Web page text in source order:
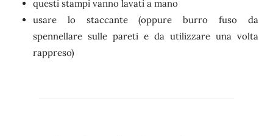
questi stampi vanno lavati a mano
usare lo staccante (oppure burro fuso da
spennellare sulle pareti e da utilizzare una volta
rappreso)